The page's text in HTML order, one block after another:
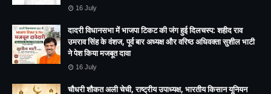
16 July
दादरी विधानसभा में भाजपा टिकट की जंग हुई दिलचस्प: शहीद राव
उमराव सिंह के वंशज, पूर्व बार अध्यक्ष और वरिष्ठ अधिवक्ता सुशील भाटी
ने पेश किया मजबूत दावा
16 July
चौधरी शौकत अली चेची, राष्ट्रीय उपाध्यक्ष, भारतीय किसान यूनियन